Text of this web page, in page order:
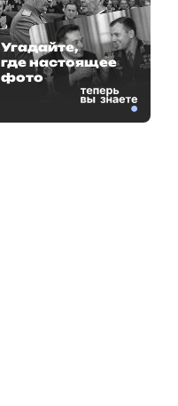
Угадайте,
где настоящее
фото